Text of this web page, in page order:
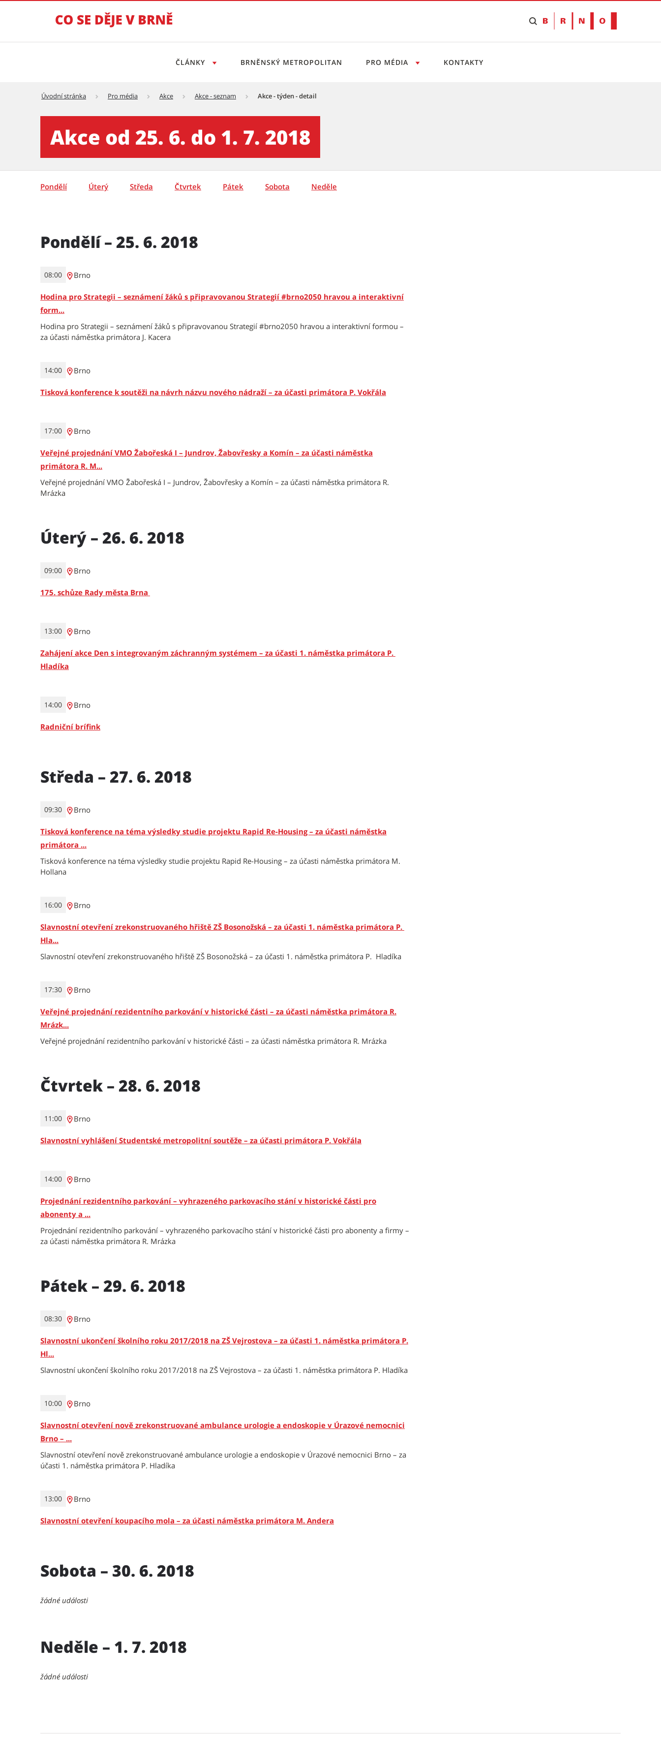
Akce - týden - detail - Tiskový servis
ČLÁNKY BRNĚNSKÝ METROPOLITAN PRO MÉDIA KONTAKTY
Úvodní stránka Pro média Akce Akce - seznam Akce - týden - detail
Akce od 25. 6. do 1. 7. 2018
Pondělí Úterý Středa Čtvrtek Pátek Sobota Neděle
Pondělí – 25. 6. 2018
08:00 Brno
Hodina pro Strategii – seznámení žáků s připravovanou Strategií #brno2050 hravou a interaktivní
form...
Hodina pro Strategii – seznámení žáků s připravovanou Strategií #brno2050 hravou a interaktivní formou –
za účasti náměstka primátora J. Kacera
14:00 Brno
Tisková konference k soutěži na návrh názvu nového nádraží – za účasti primátora P. Vokřála
17:00 Brno
Veřejné projednání VMO Žabořeská I – Jundrov, Žabovřesky a Komín – za účasti náměstka
primátora R. M...
Veřejné projednání VMO Žabořeská I – Jundrov, Žabovřesky a Komín – za účasti náměstka primátora R.
Mrázka
Úterý – 26. 6. 2018
09:00 Brno
175. schůze Rady města Brna
13:00 Brno
Zahájení akce Den s integrovaným záchranným systémem – za účasti 1. náměstka primátora P.
Hladíka
14:00 Brno
Radniční brífink
Středa – 27. 6. 2018
09:30 Brno
Tisková konference na téma výsledky studie projektu Rapid Re-Housing – za účasti náměstka
primátora ...
Tisková konference na téma výsledky studie projektu Rapid Re-Housing – za účasti náměstka primátora M.
Hollana
16:00 Brno
Slavnostní otevření zrekonstruovaného hřiště ZŠ Bosonožská – za účasti 1. náměstka primátora P.
Hla...
Slavnostní otevření zrekonstruovaného hřiště ZŠ Bosonožská – za účasti 1. náměstka primátora P. Hladíka
17:30 Brno
Veřejné projednání rezidentního parkování v historické části – za účasti náměstka primátora R.
Mrázk...
Veřejné projednání rezidentního parkování v historické části – za účasti náměstka primátora R. Mrázka
Čtvrtek – 28. 6. 2018
11:00 Brno
Slavnostní vyhlášení Studentské metropolitní soutěže – za účasti primátora P. Vokřála
14:00 Brno
Projednání rezidentního parkování – vyhrazeného parkovacího stání v historické části pro
abonenty a ...
Projednání rezidentního parkování – vyhrazeného parkovacího stání v historické části pro abonenty a firmy –
za účasti náměstka primátora R. Mrázka
Pátek – 29. 6. 2018
08:30 Brno
Slavnostní ukončení školního roku 2017/2018 na ZŠ Vejrostova – za účasti 1. náměstka primátora P.
Hl...
Slavnostní ukončení školního roku 2017/2018 na ZŠ Vejrostova – za účasti 1. náměstka primátora P. Hladíka
10:00 Brno
Slavnostní otevření nově zrekonstruované ambulance urologie a endoskopie v Úrazové nemocnici
Brno – ...
Slavnostní otevření nově zrekonstruované ambulance urologie a endoskopie v Úrazové nemocnici Brno – za
účasti 1. náměstka primátora P. Hladíka
13:00 Brno
Slavnostní otevření koupacího mola – za účasti náměstka primátora M. Andera
Sobota – 30. 6. 2018
žádné události
Neděle – 1. 7. 2018
žádné události